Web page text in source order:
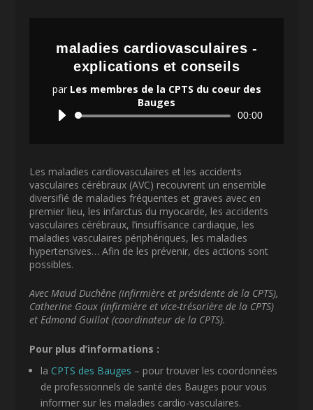
maladies cardiovasculaires -
explications et conseils
par Les membres de la CPTS du coeur des
Bauges
Lecteur
00:00
Les maladies cardiovasculaires et les accidents
vasculaires cérébraux (AVC) recouvrent un ensemble
diversifié de maladies fréquentes et graves avec en
premier lieu, les infarctus du myocarde, les accidents
vasculaires cérébraux, l’insuffisance cardiaque, les
maladies vasculaires périphériques, les maladies
hypertensives… Afin de les prévenir, des actions sont
possibles.
Avec Maud Duchêne (infirmière et présidente de la CPTS),
Catherine Goux (infirmière et vice-trésorière de la CPTS)
et Edmond Guillot (coordinateur de la CPTS).
Pour plus d’informations :
la CPTS des Bauges – pour trouver les coordonnées
de professionnels de santé des Bauges pour vous
informer sur les maladies cardio-vasculaires.